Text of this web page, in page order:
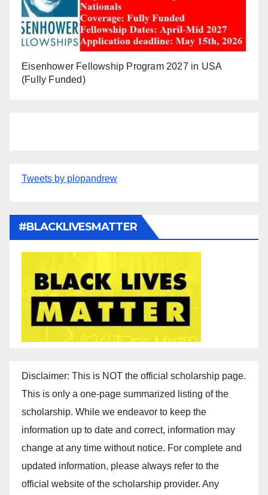
Eisenhower Fellowship Program 2027 in USA
(Fully Funded)
Tweets by plopandrew
#BLACKLIVESMATTER
Disclaimer: This is NOT the official scholarship page.
This is only a one-page summarized listing of the
scholarship. While we endeavor to keep the
information up to date and correct, information may
change at any time without notice. For complete and
updated information, please always refer to the
official website of the scholarship provider. Any